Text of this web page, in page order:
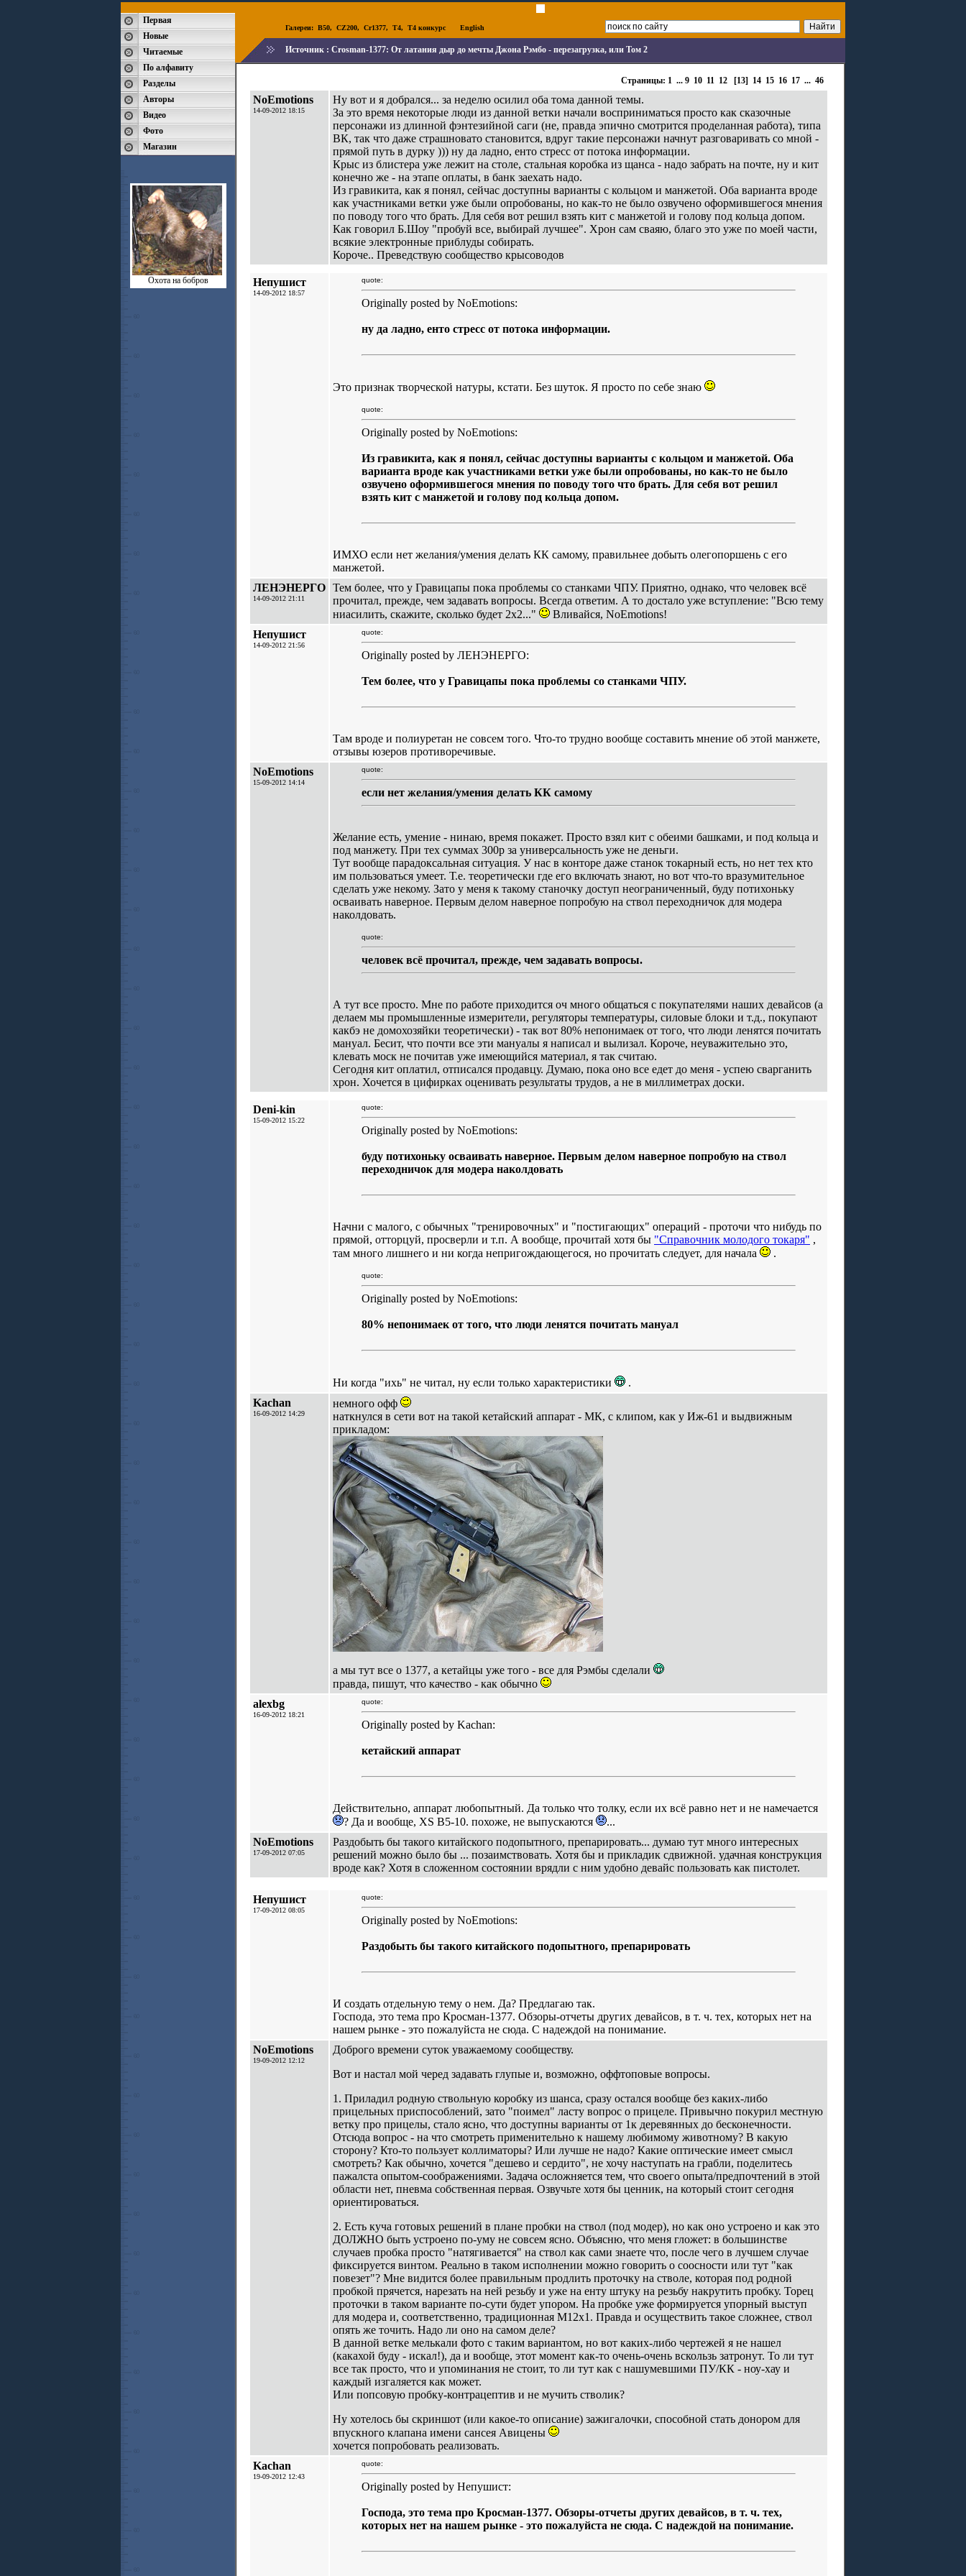
Первая
Новые
Читаемые
По алфавиту
Разделы
Авторы
Видео
Фото
Магазин
Охота на бобров
Галереи: B50, CZ200, Cr1377, T4, T4 конкурс English
Источник : Crosman-1377: От латания дыр до мечты Джона Рэмбо - перезагрузка, или Том 2
Страницы: 1 ... 9 10 11 12 [13] 14 15 16 17 ... 46
NoEmotions
14-09-2012 18:15
Ну вот и я добрался... за неделю осилил оба тома данной темы.
За это время некоторые люди из данной ветки начали восприниматься просто как сказочные
персонажи из длинной фэнтезийной саги (не, правда эпично смотрится проделанная работа), типа
ВК, так что даже страшновато становится, вдруг такие персонажи начнут разговаривать со мной -
прямой путь в дурку ))) ну да ладно, енто стресс от потока информации.
Крыс из блистера уже лежит на столе, стальная коробка из щанса - надо забрать на почте, ну и кит
конечно же - на этапе оплаты, в банк заехать надо.
Из гравикита, как я понял, сейчас доступны варианты с кольцом и манжетой. Оба варианта вроде
как участниками ветки уже были опробованы, но как-то не было озвучено оформившегося мнения
по поводу того что брать. Для себя вот решил взять кит с манжетой и голову под кольца допом.
Как говорил Б.Шоу "пробуй все, выбирай лучшее". Хрон сам сваяю, благо это уже по моей части,
всякие электронные приблуды собирать.
Короче.. Преведствую сообщество крысоводов
Непушист
14-09-2012 18:57
quote:
Originally posted by NoEmotions:
ну да ладно, енто стресс от потока информации.
Это признак творческой натуры, кстати. Без шуток. Я просто по себе знаю
quote:
Originally posted by NoEmotions:
Из гравикита, как я понял, сейчас доступны варианты с кольцом и манжетой. Оба
варианта вроде как участниками ветки уже были опробованы, но как-то не было
озвучено оформившегося мнения по поводу того что брать. Для себя вот решил
взять кит с манжетой и голову под кольца допом.
ИМХО если нет желания/умения делать КК самому, правильнее добыть олегопоршень с его
манжетой.
ЛЕНЭНЕРГО
14-09-2012 21:11
Тем более, что у Гравицапы пока проблемы со станками ЧПУ. Приятно, однако, что человек всё
прочитал, прежде, чем задавать вопросы. Всегда ответим. А то достало уже вступление: "Всю тему
ниасилить, скажите, сколько будет 2х2..."
Вливайся, NoEmotions!
Непушист
14-09-2012 21:56
quote:
Originally posted by ЛЕНЭНЕРГО:
Тем более, что у Гравицапы пока проблемы со станками ЧПУ.
Там вроде и полиуретан не совсем того. Что-то трудно вообще составить мнение об этой манжете,
отзывы юзеров противоречивые.
NoEmotions
15-09-2012 14:14
quote:
если нет желания/умения делать КК самому
Желание есть, умение - нинаю, время покажет. Просто взял кит с обеими башками, и под кольца и
под манжету. При тех суммах 300р за универсальность уже не деньги.
Тут вообще парадоксальная ситуация. У нас в конторе даже станок токарный есть, но нет тех кто
им пользоваться умеет. Т.е. теоретически где его включать знают, но вот что-то вразумительное
сделать уже некому. Зато у меня к такому станочку доступ неограниченный, буду потихоньку
осваивать наверное. Первым делом наверное попробую на ствол переходничок для модера
наколдовать.
quote:
человек всё прочитал, прежде, чем задавать вопросы.
А тут все просто. Мне по работе приходится оч много общаться с покупателями наших девайсов (а
делаем мы промышленные измерители, регуляторы температуры, силовые блоки и т.д., покупают
какбэ не домохозяйки теоретически) - так вот 80% непонимаек от того, что люди ленятся почитать
мануал. Бесит, что почти все эти мануалы я написал и вылизал. Короче, неуважительно это,
клевать моск не почитав уже имеющийся материал, я так считаю.
Сегодня кит оплатил, отписался продавцу. Думаю, пока оно все едет до меня - успею сварганить
хрон. Хочется в цифирках оценивать результаты трудов, а не в миллиметрах доски.
Deni-kin
15-09-2012 15:22
quote:
Originally posted by NoEmotions:
буду потихоньку осваивать наверное. Первым делом наверное попробую на ствол
переходничок для модера наколдовать
Начни с малого, с обычных "тренировочных" и "постигающих" операций - проточи что нибудь по
прямой, отторцуй, просверли и т.п. А вообще, прочитай хотя бы "Справочник молодого токаря" ,
там много лишнего и ни когда непригождающегося, но прочитать следует, для начала
.
quote:
Originally posted by NoEmotions:
80% непонимаек от того, что люди ленятся почитать мануал
Ни когда "ихь" не читал, ну если только характеристики
.
Kachan
16-09-2012 14:29
немного офф
наткнулся в сети вот на такой кетайский аппарат - МК, с клипом, как у Иж-61 и выдвижным
прикладом:
а мы тут все о 1377, а кетайцы уже того - все для Рэмбы сделали
правда, пишут, что качество - как обычно
alexbg
16-09-2012 18:21
quote:
Originally posted by Kachan:
кетайский аппарат
Действительно, аппарат любопытный. Да только что толку, если их всё равно нет и не намечается
? Да и вообще, XS B5-10. похоже, не выпускаются
...
NoEmotions
17-09-2012 07:05
Раздобыть бы такого китайского подопытного, препарировать... думаю тут много интересных
решений можно было бы ... позаимствовать. Хотя бы и прикладик сдвижной. удачная конструкция
вроде как? Хотя в сложенном состоянии врядли с ним удобно девайс пользовать как пистолет.
Непушист
17-09-2012 08:05
quote:
Originally posted by NoEmotions:
Раздобыть бы такого китайского подопытного, препарировать
И создать отдельную тему о нем. Да? Предлагаю так.
Господа, это тема про Кросман-1377. Обзоры-отчеты других девайсов, в т. ч. тех, которых нет на
нашем рынке - это пожалуйста не сюда. С надеждой на понимание.
NoEmotions
19-09-2012 12:12
Доброго времени суток уважаемому сообществу.
Вот и настал мой черед задавать глупые и, возможно, оффтоповые вопросы.
1. Приладил родную ствольную коробку из шанса, сразу остался вообще без каких-либо
прицельных приспособлений, зато "поимел" ласту вопрос о прицеле. Привычно покурил местную
ветку про прицелы, стало ясно, что доступны варианты от 1к деревянных до бесконечности.
Отсюда вопрос - на что смотреть применительно к нашему любимому животному? В какую
сторону? Кто-то пользует коллиматоры? Или лучше не надо? Какие оптические имеет смысл
смотреть? Как обычно, хочется "дешево и сердито", не хочу наступать на грабли, поделитесь
пажалста опытом-соображениями. Задача осложняется тем, что своего опыта/предпочтений в этой
области нет, пневма собственная первая. Озвучьте хотя бы ценник, на который стоит сегодня
ориентироваться.
2. Есть куча готовых решений в плане пробки на ствол (под модер), но как оно устроено и как это
ДОЛЖНО быть устроено по-уму не совсем ясно. Объясню, что меня гложет: в большинстве
случаев пробка просто "натягивается" на ствол как сами знаете что, после чего в лучшем случае
фиксируется винтом. Реально в таком исполнении можно говорить о соосности или тут "как
повезет"? Мне видится более правильным продлить проточку на стволе, которая под родной
пробкой прячется, нарезать на ней резьбу и уже на енту штуку на резьбу накрутить пробку. Торец
проточки в таком варианте по-сути будет упором. На пробке уже формируется упорный выступ
для модера и, соответственно, традиционная М12х1. Правда и осуществить такое сложнее, ствол
опять же точить. Надо ли оно на самом деле?
В данной ветке мелькали фото с таким вариантом, но вот каких-либо чертежей я не нашел
(какахой буду - искал!), да и вообще, этот момент как-то очень-очень вскользь затронут. То ли тут
все так просто, что и упоминания не стоит, то ли тут как с нашумевшими ПУ/КК - ноу-хау и
каждый изгаляется как может.
Или попсовую пробку-контрацептив и не мучить стволик?
Ну хотелось бы скриншот (или какое-то описание) зажигалочки, способной стать донором для
впускного клапана имени сансея Авицены
хочется попробовать реализовать.
Kachan
19-09-2012 12:43
quote:
Originally posted by Непушист:
Господа, это тема про Кросман-1377. Обзоры-отчеты других девайсов, в т. ч. тех,
которых нет на нашем рынке - это пожалуйста не сюда. С надеждой на понимание.